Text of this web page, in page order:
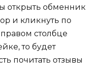
открыть обменник
и кликнуть по
столбце
то будет
почитать отзывы